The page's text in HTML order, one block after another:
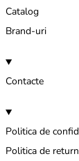
Catalog
Brand-uri
Contacte
Politica de
Politica de